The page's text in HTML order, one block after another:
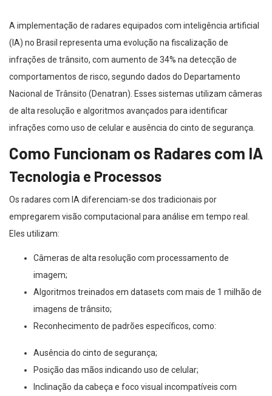
A implementação de radares equipados com inteligência artificial
(IA) no Brasil representa uma evolução na fiscalização de
infrações de trânsito, com aumento de 34% na detecção de
comportamentos de risco, segundo dados do Departamento
Nacional de Trânsito (Denatran). Esses sistemas utilizam câmeras
de alta resolução e algoritmos avançados para identificar
infrações como uso de celular e ausência do cinto de segurança.
Como Funcionam os Radares com IA
Tecnologia e Processos
Os radares com IA diferenciam-se dos tradicionais por
empregarem visão computacional para análise em tempo real.
Eles utilizam:
Câmeras de alta resolução com processamento de
imagem;
Algoritmos treinados em datasets com mais de 1 milhão de
imagens de trânsito;
Reconhecimento de padrões específicos, como:
Ausência do cinto de segurança;
Posição das mãos indicando uso de celular;
Inclinação da cabeça e foco visual incompatíveis com